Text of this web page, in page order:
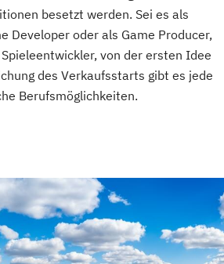
besetzt werden. Sei es als
Developer oder als Game Producer,
von der ersten Idee
des Verkaufsstarts gibt es jede
Berufsmöglichkeiten.